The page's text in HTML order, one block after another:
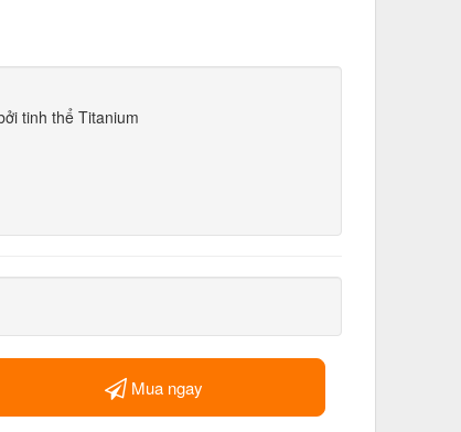
tinh thể Titanium
Mua ngay